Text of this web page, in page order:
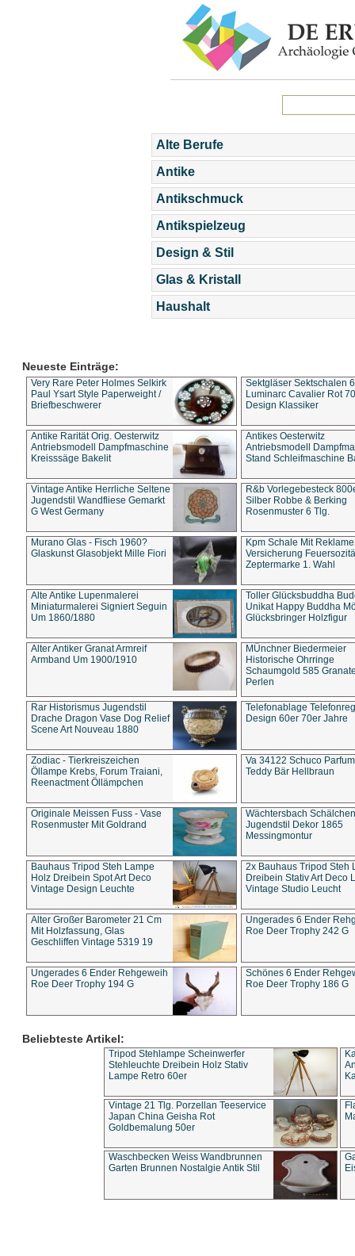
Alte Berufe
Antike
Antikschmuck
Antikspielzeug
Design & Stil
Glas & Kristall
Haushalt
Neueste Einträge:
Very Rare Peter Holmes Selkirk
Paul Ysart Style Paperweight /
Briefbeschwerer
Sektgläser Sektschalen
Luminarc Cavalier Rot
Design Klassiker
Antike Rarität Orig. Oesterwitz
Antriebsmodell Dampfmaschine
Kreisssäge Bakelit
Antikes Oesterwitz
Antriebsmodell
Stand Schleifmaschine
Vintage Antike Herrliche Seltene
Jugendstil Wandfliese Gemarkt
G West Germany
R&b Vorlegebesteck
Silber Robbe & Berking
Rosenmuster 6 Tlg.
Murano Glas - Fisch 1960?
Glaskunst Glasobjekt Mille Fiori
Kpm Schale Mit Reklame
Versicherung
Zeptermarke 1. Wahl
Alte Antike Lupenmalerei
Miniaturmalerei Signiert Seguin
Um 1860/1880
Toller Glücksbuddha
Unikat Happy Buddha
Glücksbringer Holzfigur
Alter Antiker Granat Armreif
Armband Um 1900/1910
MÜnchner Biedermeier
Historische Ohrringe
Schaumgold 585
Perlen
Rar Historismus Jugendstil
Drache Dragon Vase Dog Relief
Scene Art Nouveau 1880
Telefonablage
Design 60er 70er Jahre
Zodiac - Tierkreiszeichen
Öllampe Krebs, Forum Traiani,
Reenactment Öllämpchen
Va 34122 Schuco
Teddy Bär Hellbraun
Originale Meissen Fuss - Vase
Rosenmuster Mit Goldrand
Wächtersbach Schälchen
Jugendstil Dekor 1865
Messingmontur
Bauhaus Tripod Steh Lampe
Holz Dreibein Spot Art Deco
Vintage Design Leuchte
2x Bauhaus Tripod Steh
Dreibein Stativ Art Deco
Vintage Studio Leucht
Alter Großer Barometer 21 Cm
Mit Holzfassung, Glas
Geschliffen Vintage 5319 19
Ungerades 6 Ender
Roe Deer Trophy 242 G
Ungerades 6 Ender Rehgeweih
Roe Deer Trophy 194 G
Schönes 6 Ender
Roe Deer Trophy 186 G
Beliebteste Artikel:
Tripod Stehlampe Scheinwerfer
Stehleuchte Dreibein Holz Stativ
Lampe Retro 60er
Vintage 21 Tlg. Porzellan Teeservice
Japan China Geisha Rot
Goldbemalung 50er
Waschbecken Weiss Wandbrunnen
Garten Brunnen Nostalgie Antik Stil